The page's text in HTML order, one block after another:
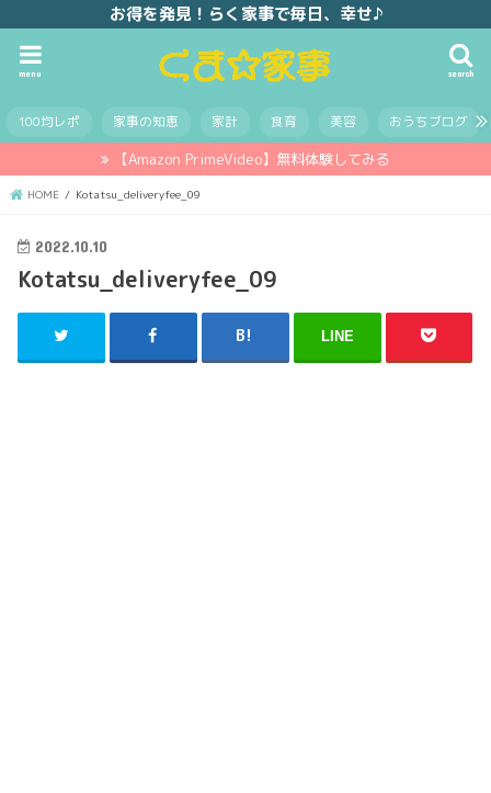
お得を発見！らく家事で毎日、幸せ♪
search
menu
100均レポ 家事の知恵 家計 食育 美容 おうちブログ
【Amazon PrimeVideo】無料体験してみる
HOME Kotatsu_deliveryfee_09
2022.10.10
Kotatsu_deliveryfee_09
LINE